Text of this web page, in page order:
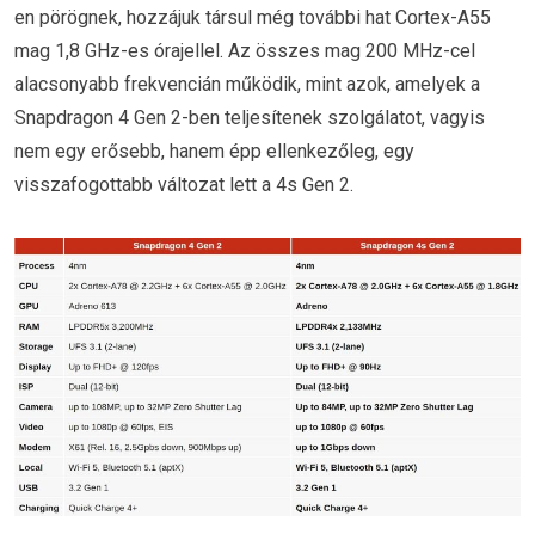
en pörögnek, hozzájuk társul még további hat Cortex-A55
mag 1,8 GHz-es órajellel. Az összes mag 200 MHz-cel
alacsonyabb frekvencián működik, mint azok, amelyek a
Snapdragon 4 Gen 2-ben teljesítenek szolgálatot, vagyis
nem egy erősebb, hanem épp ellenkezőleg, egy
visszafogottabb változat lett a 4s Gen 2.